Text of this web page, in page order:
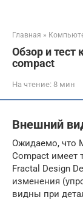
Главная »
Обзор и тест
compact
На чтение: 8 мин
Внешний
Ожидаемо, что
Compact имеет
Fractal Design
изменения
видны при